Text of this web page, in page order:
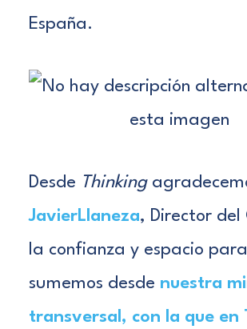
España.
Desde Thinking
JavierLlaneza, Director del
la confianza y espacio
sumemos desde nuestra
transversal, con la que en